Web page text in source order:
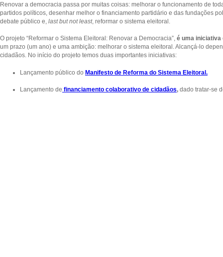
Renovar a democracia passa por muitas coisas: melhorar o funcionamento de
partidos políticos, desenhar melhor o financiamento partidário e das fundações
debate público e, last but not least, reformar o sistema eleitoral.
O projeto “Reformar o Sistema Eleitoral: Renovar a Democracia”, é uma iniciativa
um prazo (um ano) e uma ambição: melhorar o sistema eleitoral. Alcançá-lo
cidadãos. No início do projeto temos duas importantes iniciativas:
Lançamento público do Manifesto de Reforma do Sistema Eleitoral.
Lançamento de financiamento colaborativo de cidadãos, dado tratar-se